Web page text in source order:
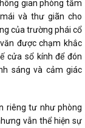
gian phòng tắm
và thư giãn cho
của trường phái cổ
được chạm khắc
cửa sổ kính để đón
sáng và cảm giác
riêng tư như phòng
vẫn thể hiện sự